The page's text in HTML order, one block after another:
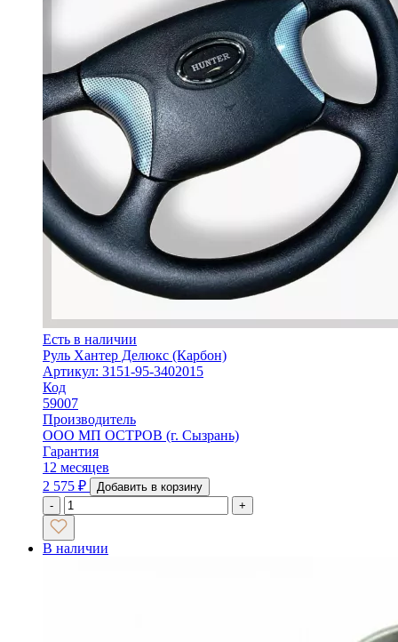
Есть в наличии
Руль Хантер Делюкс (Карбон)
Артикул: 3151-95-3402015
Код
59007
Производитель
ООО МП ОСТРОВ (г. Сызрань)
Гарантия
12 месяцев
2 575 ₽
Добавить в корзину
-
+
В наличии